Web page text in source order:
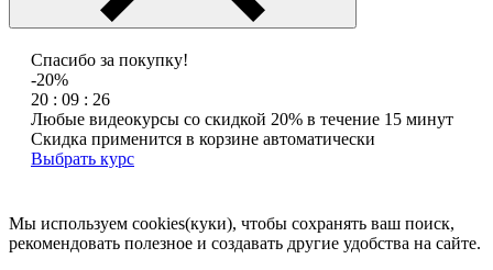
Спасибо за покупку!
-20%
20 : 09 : 26
Любые видеокурсы со скидкой 20% в течение 15 минут
Скидка применится в корзине автоматически
Выбрать курс
Мы используем cookies(куки), чтобы сохранять ваш поиск,
рекомендовать полезное и создавать другие удобства на сайте.